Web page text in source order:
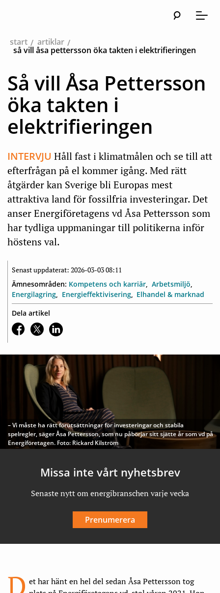
Meny
start
artiklar
så vill åsa pettersson öka takten i elektrifieringen
Så vill Åsa Pettersson
öka takten i
elektrifieringen
INTERVJU Håll fast i klimatmålen och se till att
efterfrågan på el kommer igång. Med rätt
åtgärder kan Sverige bli Europas mest
attraktiva land för fossilfria investeringar. Det
anser Energiföretagens vd Åsa Pettersson som
har tydliga uppmaningar till politikerna inför
höstens val.
Senast uppdaterat: 2026-03-03 08:11
Ämnesområden: Kompetens och karriär
Arbetsmiljö
Energilagring
Energieffektivisering
Elhandel & marknad
Dela artikel
– Vi måste ha rätt förutsättningar för investeringar och stabila
spelregler, säger Åsa Pettersson, som nu påbörjar sitt sjätte år som vd på
Energiföretagen. Foto: Rickard Kilström
Missa inte vårt nyhetsbrev
Senaste nytt om energibranschen varje vecka
Prenumerera
et har hänt en hel del sedan Åsa Pettersson tog